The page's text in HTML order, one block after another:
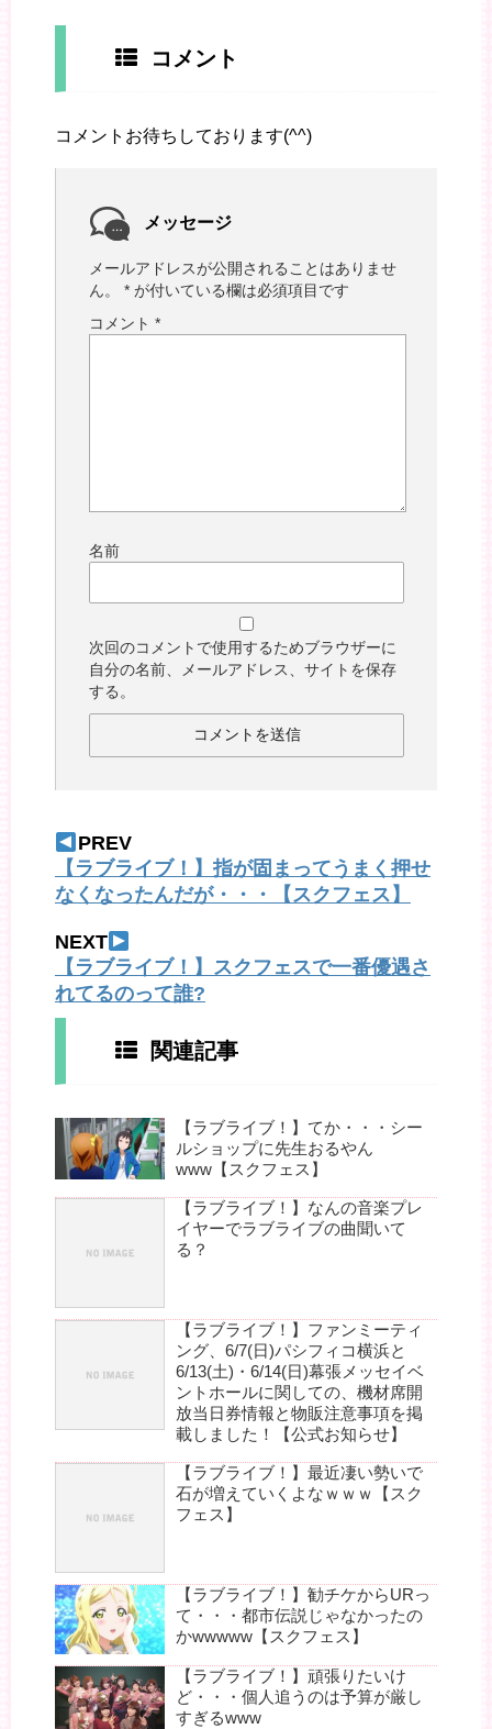
コメント
コメントお待ちしております(^^)
メッセージ
メールアドレスが公開されることはありませ
ん。
* が付いている欄は必須項目です
コメント *
名前
次回のコメントで使用するためブラウザーに
自分の名前、メールアドレス、サイトを保存
する。
PREV
【ラブライブ！】指が固まってうまく押せ
なくなったんだが・・・【スクフェス】
NEXT
【ラブライブ！】スクフェスで一番優遇さ
れてるのって誰?
関連記事
【ラブライブ！】てか・・・シー
ルショップに先生おるやん
www【スクフェス】
【ラブライブ！】なんの音楽プレ
イヤーでラブライブの曲聞いて
る？
【ラブライブ！】ファンミーティ
ング、6/7(日)パシフィコ横浜と
6/13(土)・6/14(日)幕張メッセイベ
ントホールに関しての、機材席開
放当日券情報と物販注意事項を掲
載しました！【公式お知らせ】
【ラブライブ！】最近凄い勢いで
石が増えていくよなｗｗｗ【スク
フェス】
【ラブライブ！】勧チケからURっ
て・・・都市伝説じゃなかったの
かwwwww【スクフェス】
【ラブライブ！】頑張りたいけ
ど・・・個人追うのは予算が厳し
すぎるwww